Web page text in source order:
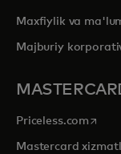
Maxfiylik va
Majburiy
Priceless.com
Mastercard